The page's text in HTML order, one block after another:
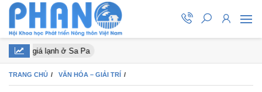
giá lạnh ở Sa Pa
TRANG CHỦ VĂN HÓA – GIẢI TRÍ